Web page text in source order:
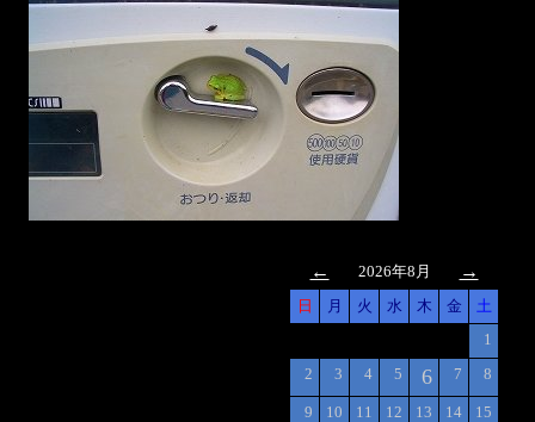
← 2026年8月 →
日 月 火 水 木 金
土
1
2
3 4 5 6 7 8
9 10 11 12 13 14
15